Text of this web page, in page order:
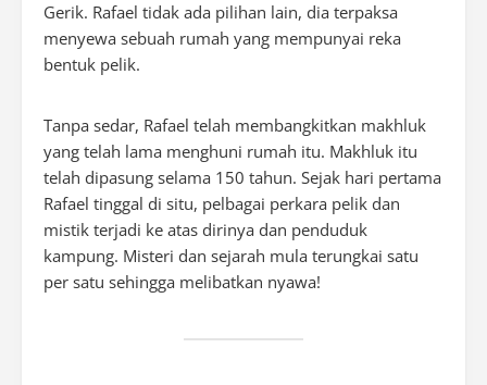
Gerik. Rafael tidak ada pilihan lain, dia terpaksa
menyewa sebuah rumah yang mempunyai reka
bentuk pelik.
Tanpa sedar, Rafael telah membangkitkan makhluk
yang telah lama menghuni rumah itu. Makhluk itu
telah dipasung selama 150 tahun. Sejak hari pertama
Rafael tinggal di situ, pelbagai perkara pelik dan
mistik terjadi ke atas dirinya dan penduduk
kampung. Misteri dan sejarah mula terungkai satu
per satu sehingga melibatkan nyawa!